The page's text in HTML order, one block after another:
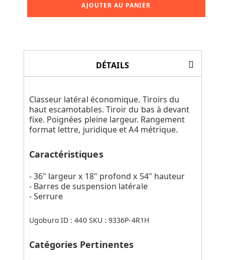
AJOUTER AU PANIER
DÉTAILS
Classeur latéral économique. Tiroirs du
haut escamotables. Tiroir du bas à devant
fixe. Poignées pleine largeur. Rangement
format lettre, juridique et A4 métrique.
Caractéristiques
- 36" largeur x 18" profond x 54" hauteur
- Barres de suspension latérale
- Serrure
Ugoburo ID :440 SKU :9336P-4R1H
Catégories Pertinentes